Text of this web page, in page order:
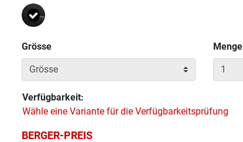
Grösse
Menge
Verfügbarkeit:
Wähle eine Variante für die Verfügbarkeitsprüfung
BERGER-PREIS